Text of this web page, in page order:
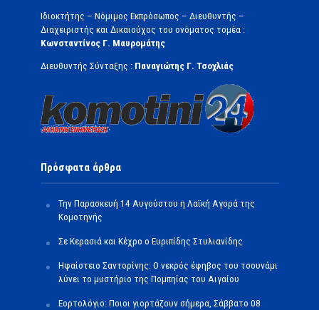
Ιδιοκτήτης – Νόμιμος Εκπρόσωπος – Διευθυντής –
Διαχειριστής και Δικαιούχος του ονόματος τομέα :
Κωνσταντίνος Γ. Μαυρομάτης
Διευθυντής Σύνταξης : Παναγιώτης Γ. Τσοχλιάς
Πρόσφατα άρθρα
Την Παρασκευή 14 Αυγούστου η Λαϊκή Αγορά της
Κομοτηνής
Σε Κερασιά και Κέχρο ο Ευριπίδης Στυλιανίδης
Ηφαίστειο Σαντορίνης: Ο νεκρός έφηβος του τσουνάμι
λύνει το μυστήριο της Πομπηίας του Αιγαίου
Εορτολόγιο: Ποιοι γιορτάζουν σήμερα, Σάββατο 08